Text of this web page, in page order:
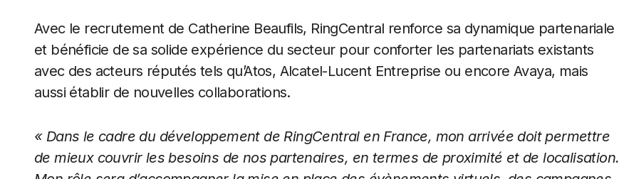
Avec le recrutement de Catherine Beaufils, RingCentral renforce sa dynamique partenariale
et bénéficie de sa solide expérience du secteur pour conforter les partenariats existants
avec des acteurs réputés tels qu’Atos, Alcatel-Lucent Entreprise ou encore Avaya, mais
aussi établir de nouvelles collaborations.
« Dans le cadre du développement de RingCentral en France, mon arrivée doit permettre
de mieux couvrir les besoins de nos partenaires, en termes de proximité et de localisation.